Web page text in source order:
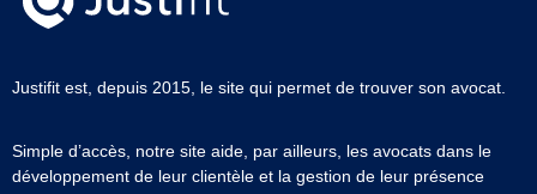
Justifit est, depuis 2015, le site qui permet de trouver son avocat.
Simple d’accès, notre site aide, par ailleurs, les avocats dans le
développement de leur clientèle et la gestion de leur présence